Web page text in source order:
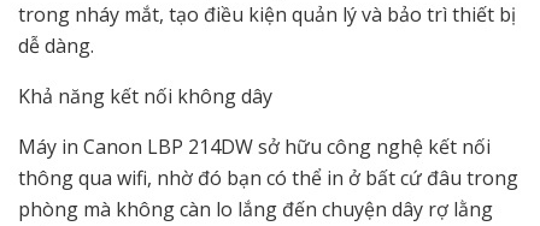
trong nháy mắt, tạo điều kiện quản lý và bảo trì thiết bị
dễ dàng.
Khả năng kết nối không dây
Máy in Canon LBP 214DW sở hữu công nghệ kết nối
thông qua wifi, nhờ đó bạn có thể in ở bất cứ đâu trong
phòng mà không càn lo lắng đến chuyện dây rợ lằng